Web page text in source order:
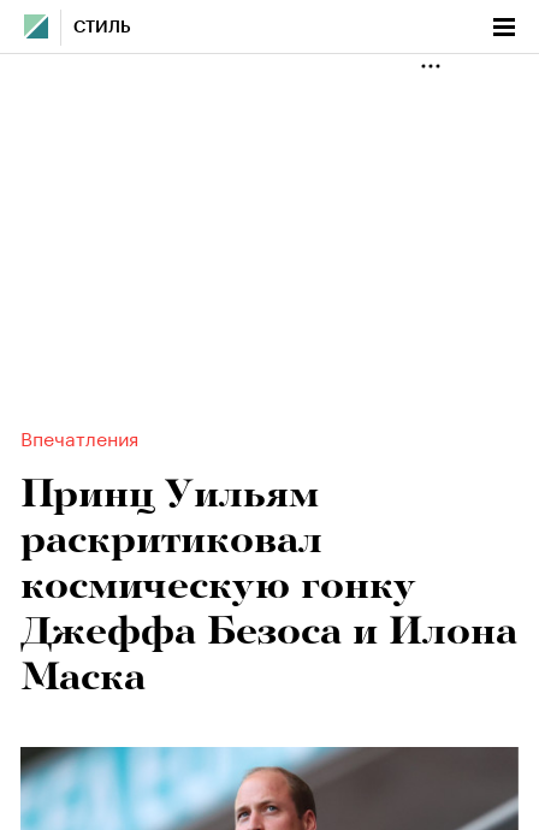
СТИЛЬ
Впечатления
Принц Уильям
раскритиковал
космическую гонку
Джеффа Безоса и Илона
Маска